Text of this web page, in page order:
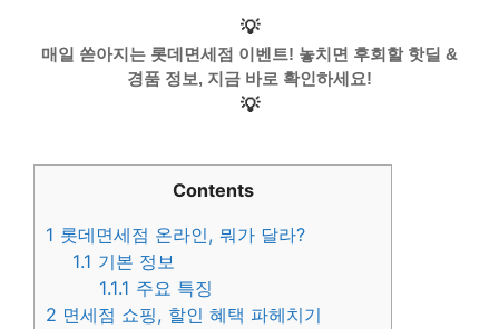
💡
매일 쏟아지는 롯데면세점 이벤트! 놓치면 후회할 핫딜 &
경품 정보, 지금 바로 확인하세요!
💡
Contents
1 롯데면세점 온라인, 뭐가 달라?
1.1 기본 정보
1.1.1 주요 특징
2 면세점 쇼핑, 할인 혜택 파헤치기